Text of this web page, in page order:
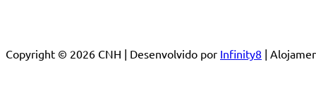
Copyright © 2026 CNH | Desenvolvido por Infinity8 |